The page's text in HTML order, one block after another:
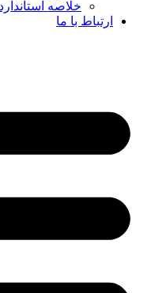
خلاصه
ارتباط با ما